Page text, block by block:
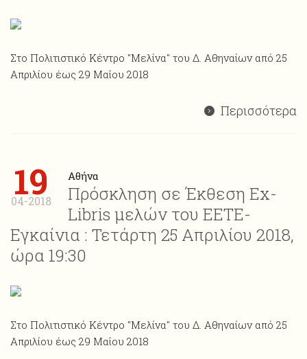
Στο Πολιτιστικό Κέντρο "Μελίνα" του Δ. Αθηναίων από 25
Απριλίου έως 29 Μαΐου 2018
Περισσότερα
19
04-2018
Αθήνα
Πρόσκληση σε Έκθεση Ex-
Libris μελών του ΕΕΤΕ-
Εγκαίνια : Τετάρτη 25 Απριλίου 2018,
ώρα 19:30
Στο Πολιτιστικό Κέντρο "Μελίνα" του Δ. Αθηναίων από 25
Απριλίου έως 29 Μαΐου 2018